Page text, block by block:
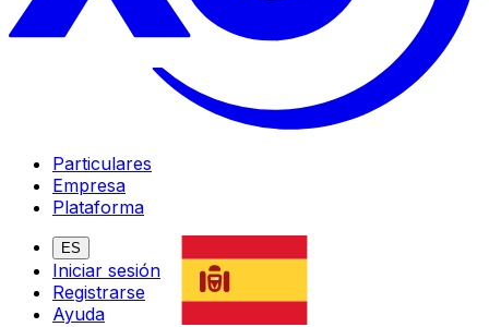
Particulares
Empresa
Plataforma
ES
Iniciar sesión
Registrarse
Ayuda